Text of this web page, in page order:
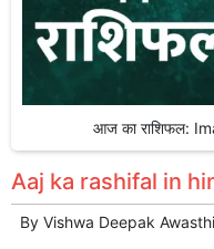
आज का राशिफल:
Aaj ka rashifal in
By Vishwa Deepak Awasthi